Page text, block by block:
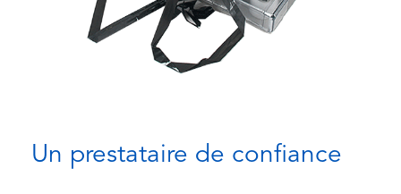
Un prestataire de confiance